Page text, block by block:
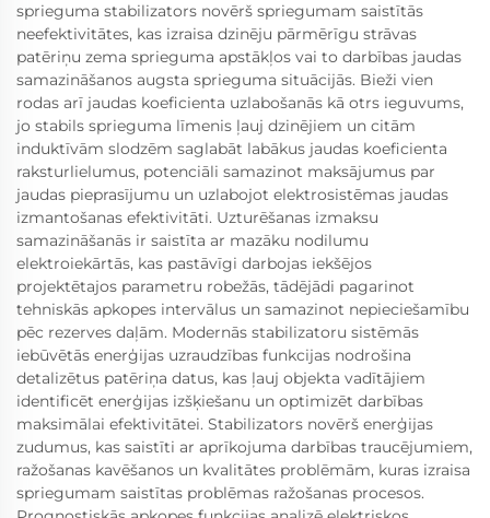
sprieguma stabilizators novērš spriegumam saistītās
neefektivitātes, kas izraisa dzinēju pārmērīgu strāvas
patēriņu zema sprieguma apstākļos vai to darbības jaudas
samazināšanos augsta sprieguma situācijās. Bieži vien
rodas arī jaudas koeficienta uzlabošanās kā otrs ieguvums,
jo stabils sprieguma līmenis ļauj dzinējiem un citām
induktīvām slodzēm saglabāt labākus jaudas koeficienta
raksturlielumus, potenciāli samazinot maksājumus par
jaudas pieprasījumu un uzlabojot elektrosistēmas jaudas
izmantošanas efektivitāti. Uzturēšanas izmaksu
samazināšanās ir saistīta ar mazāku nodilumu
elektroiekārtās, kas pastāvīgi darbojas iekšējos
projektētajos parametru robežās, tādējādi pagarinot
tehniskās apkopes intervālus un samazinot nepieciešamību
pēc rezerves daļām. Modernās stabilizatoru sistēmās
iebūvētās enerģijas uzraudzības funkcijas nodrošina
detalizētus patēriņa datus, kas ļauj objekta vadītājiem
identificēt enerģijas izšķiešanu un optimizēt darbības
maksimālai efektivitātei. Stabilizators novērš enerģijas
zudumus, kas saistīti ar aprīkojuma darbības traucējumiem,
ražošanas kavēšanos un kvalitātes problēmām, kuras izraisa
spriegumam saistītas problēmas ražošanas procesos.